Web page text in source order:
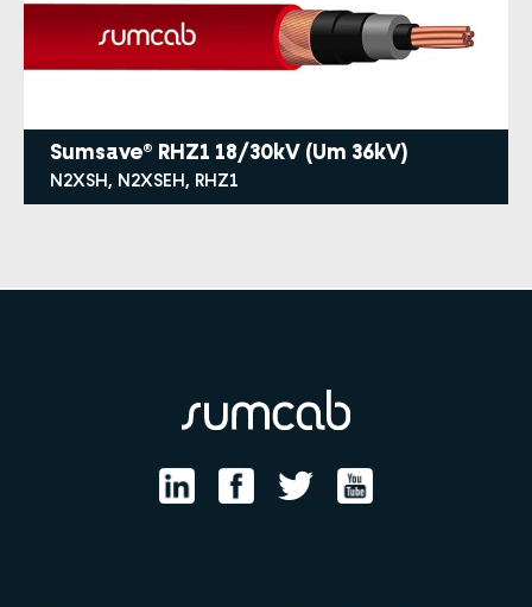
Sumsave® RHZ1 18/30kV (Um 36kV)
N2XSH, N2XSEH, RHZ1